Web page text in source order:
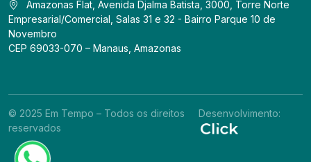
Amazonas Flat, Avenida Djalma Batista, 3000, Torre Norte
Empresarial/Comercial, Salas 31 e 32 - Bairro Parque 10 de
Novembro
CEP 69033-070 – Manaus, Amazonas
© 2025 Em Tempo – Todos os direitos
reservados
Desenvolvimento: